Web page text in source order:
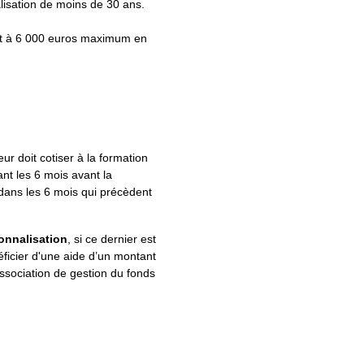
de moins de 30 ans.
à 6 000 euros maximum en
doit cotiser à la formation
les 6 mois avant la
les 6 mois qui précèdent
, si ce dernier est
d'une aide d’un montant
de gestion du fonds